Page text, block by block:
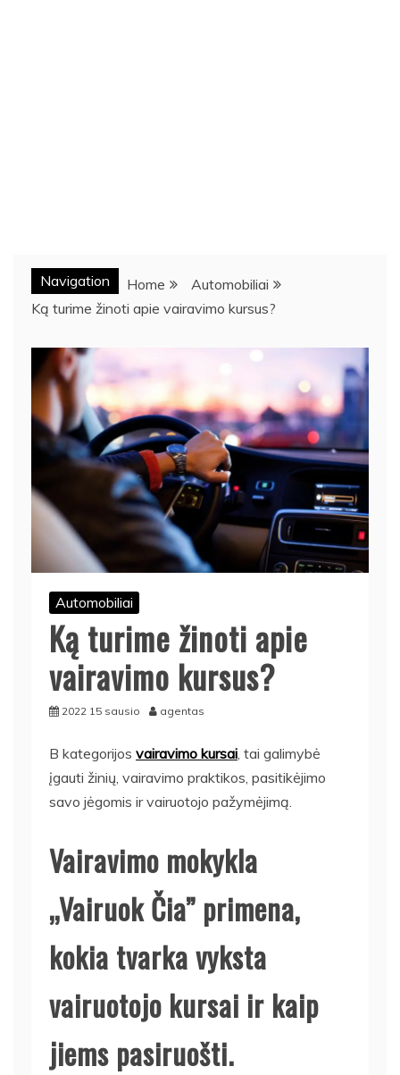
Navigation Home
Automobiliai
Ką turime žinoti apie vairavimo kursus?
Automobiliai
Ką turime žinoti apie
vairavimo kursus?
2022 15 sausio agentas
B kategorijos vairavimo kursai , tai galimybė
įgauti žinių, vairavimo praktikos, pasitikėjimo
savo jėgomis ir vairuotojo pažymėjimą.
Vairavimo mokykla
„Vairuok Čia” primena,
kokia tvarka vyksta
vairuotojo kursai ir kaip
jiems pasiruošti.